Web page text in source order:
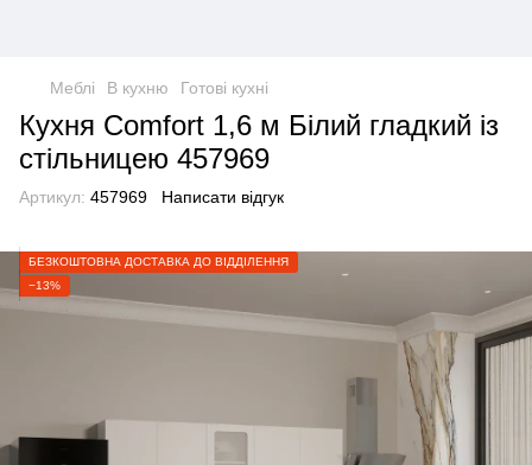
Меблі В кухню Готові кухні
Кухня Comfort 1,6 м Білий гладкий із
стільницею 457969
Артикул: 457969 Написати відгук
БЕЗКОШТОВНА ДОСТАВКА ДО ВІДДІЛЕННЯ
−13%